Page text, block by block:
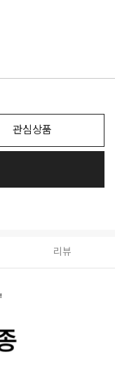
관심상품
리뷰